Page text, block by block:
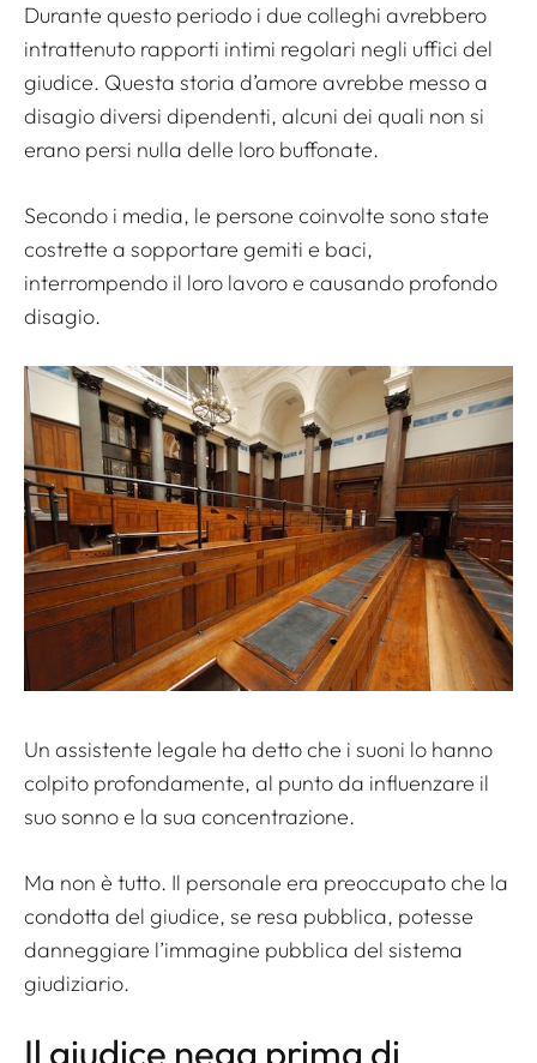
Durante questo periodo i due colleghi avrebbero
intrattenuto rapporti intimi regolari negli uffici del
giudice. Questa storia d’amore avrebbe messo a
disagio diversi dipendenti, alcuni dei quali non si
erano persi nulla delle loro buffonate.
Secondo i media, le persone coinvolte sono state
costrette a sopportare gemiti e baci,
interrompendo il loro lavoro e causando profondo
disagio.
Un assistente legale ha detto che i suoni lo hanno
colpito profondamente, al punto da influenzare il
suo sonno e la sua concentrazione.
Ma non è tutto. Il personale era preoccupato che la
condotta del giudice, se resa pubblica, potesse
danneggiare l’immagine pubblica del sistema
giudiziario.
Il giudice nega prima di